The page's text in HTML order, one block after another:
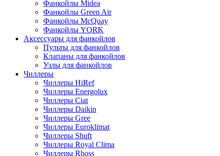
Фанкойлы Midea
Фанкойлы Green Air
Фанкойлы McQuay
Фанкойлы YORK
Аксессуары для фанкойлов
Пульты для фанкойлов
Клапаны для фанкойлов
Узлы для фанкойлов
Чиллеры
Чиллеры HiRef
Чиллеры Energolux
Чиллеры Ciat
Чиллеры Daikin
Чиллеры Gree
Чиллеры Euroklimat
Чиллеры Shuft
Чиллеры Royal Clima
Чиллеры Rhoss